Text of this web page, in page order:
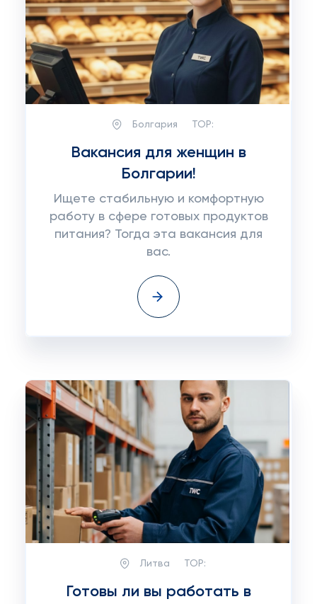
Болгария TOP:
Вакансия для женщин в
Болгарии!
Ищете стабильную и комфортную
работу в сфере готовых продуктов
питания? Тогда эта вакансия для
вас.
Литва TOP:
Готовы ли вы работать в